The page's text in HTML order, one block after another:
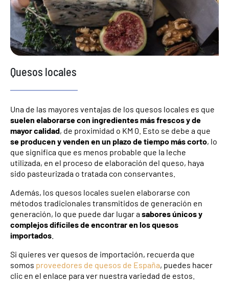
Quesos locales
Una de las mayores ventajas de los quesos locales es que
suelen elaborarse con ingredientes más frescos y de
mayor calidad, de proximidad o KM 0. Esto se debe a que
se producen y venden en un plazo de tiempo más corto, lo
que significa que es menos probable que la leche
utilizada, en el proceso de elaboración del queso, haya
sido pasteurizada o tratada con conservantes.
Además, los quesos locales suelen elaborarse con
métodos tradicionales transmitidos de generación en
generación, lo que puede dar lugar asabores únicos y
complejos difíciles de encontrar en los quesos
importados
Si quieres ver quesos de importación, recuerda que
somos proveedores de quesos de España, puedes hacer
clic en el enlace para ver nuestra variedad de estos.